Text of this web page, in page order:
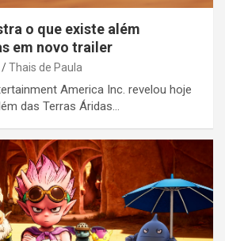
o que existe além
em novo trailer
Thais de Paula
America Inc. revelou hoje
das Terras Áridas…